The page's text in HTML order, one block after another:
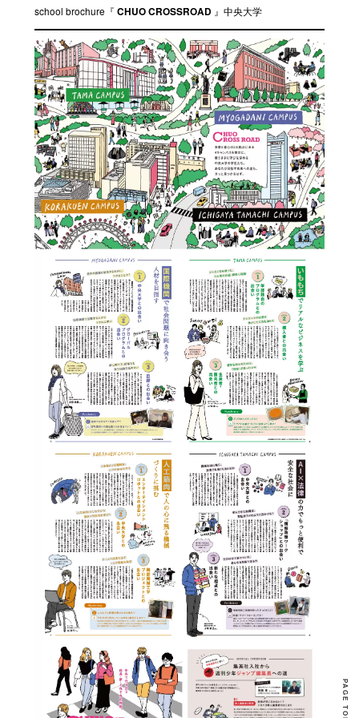
school brochure『 CHUO CROSSROAD 』中央大学
PAGE TOP